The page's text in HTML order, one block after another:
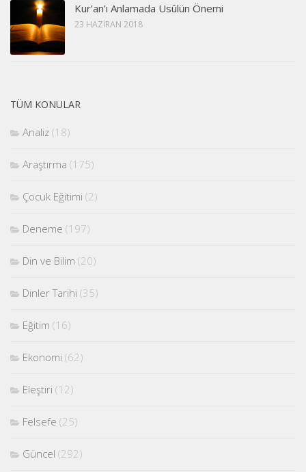
Kur’an’ı Anlamada Usûlün Önemi
23 HAZIRAN 2018
TÜM KONULAR
Analiz (18)
Araştırma (175)
Çocuk Eğitimi (2)
Deneme (197)
Din ve Bilim (20)
Dinler Tarihi (35)
Eğitim (16)
Ekonomi (62)
Eleştiri (12)
Felsefe (25)
Güncel (292)